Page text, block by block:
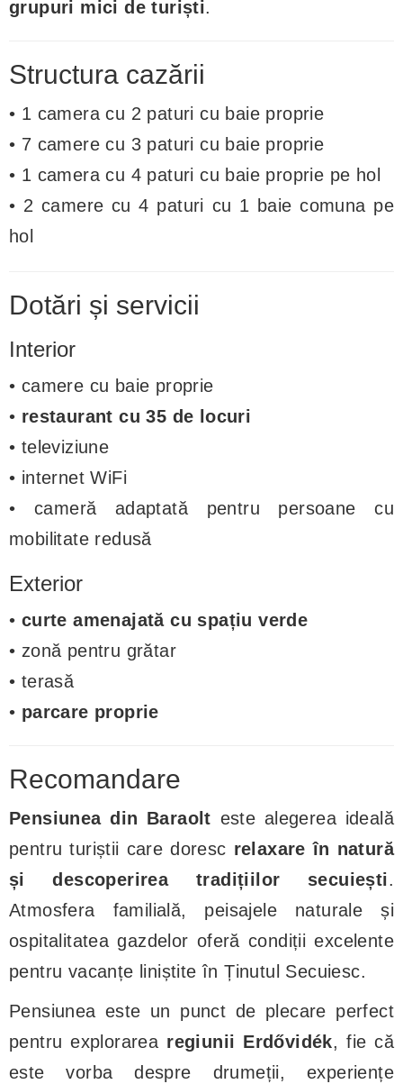
grupuri mici de turiști.
Structura cazării
• 1 camera cu 2 paturi cu baie proprie
• 7 camere cu 3 paturi cu baie proprie
• 1 camera cu 4 paturi cu baie proprie pe hol
• 2 camere cu 4 paturi cu 1 baie comuna pe
hol
Dotări și servicii
Interior
• camere cu baie proprie
• restaurant cu 35 de locuri
• televiziune
• internet WiFi
• cameră adaptată pentru persoane cu
mobilitate redusă
Exterior
• curte amenajată cu spațiu verde
• zonă pentru grătar
• terasă
• parcare proprie
Recomandare
Pensiunea din Baraolt este alegerea ideală
pentru turiștii care doresc relaxare în natură
și descoperirea tradițiilor secuiești.
Atmosfera familială, peisajele naturale și
ospitalitatea gazdelor oferă condiții excelente
pentru vacanțe liniștite în Ținutul Secuiesc.
Pensiunea este un punct de plecare perfect
pentru explorarea regiunii Erdővidék, fie că
este vorba despre drumeții, experiențe